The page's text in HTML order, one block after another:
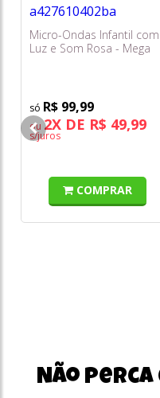
Micro-Ondas Infantil com
Luz e Som Rosa - Mega
R$ 99,99
ou 2X DE R$ 49,99
s/juros
COMPRAR
Não